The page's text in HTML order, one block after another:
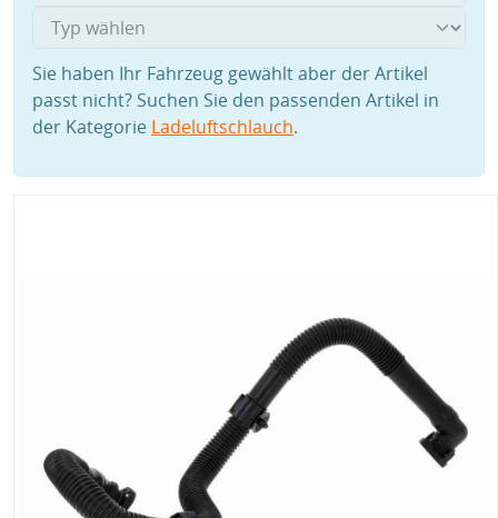
Sie haben Ihr Fahrzeug gewählt aber der Artikel
passt nicht? Suchen Sie den passenden Artikel in
der Kategorie Ladeluftschlauch.